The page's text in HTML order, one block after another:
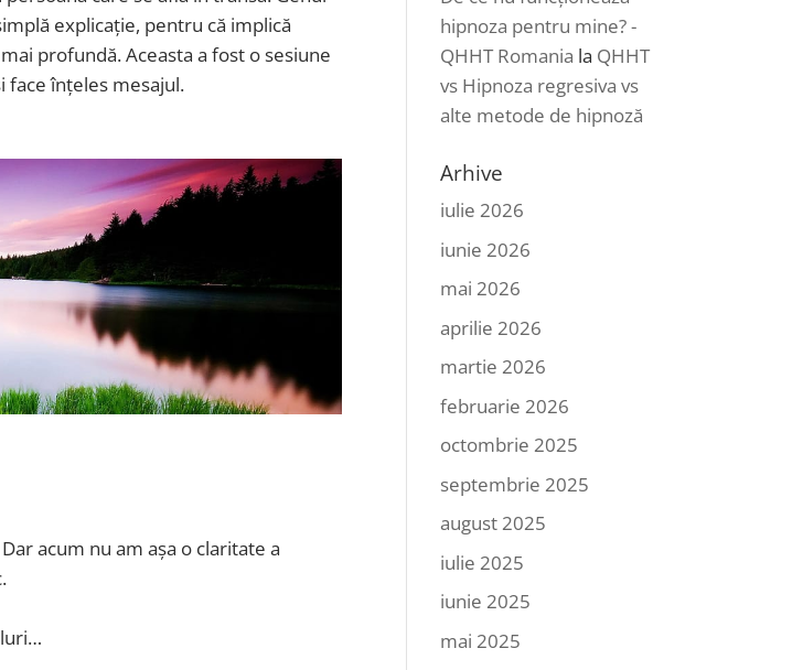
explicație, pentru că implică
profundă. Aceasta a fost o sesiune
face înțeles mesajul.
acum nu am așa o claritate a
hipnoza pentru mine? -
QHHT Romania la QHHT
vs Hipnoza regresiva vs
alte metode de hipnoză
Arhive
iulie 2026
iunie 2026
mai 2026
aprilie 2026
martie 2026
februarie 2026
octombrie 2025
septembrie 2025
august 2025
iulie 2025
iunie 2025
mai 2025